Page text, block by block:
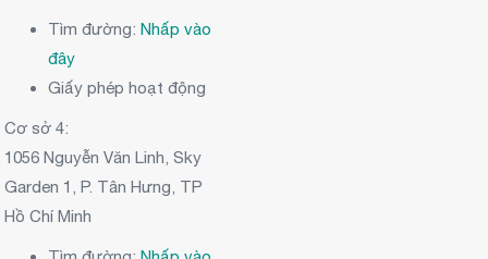
Tìm đường:Nhấp vào
đây
Giấy phép hoạt động
Cơ sở 4:
1056 Nguyễn Văn Linh, Sky
Garden 1, P. Tân Hưng, TP
Hồ Chí Minh